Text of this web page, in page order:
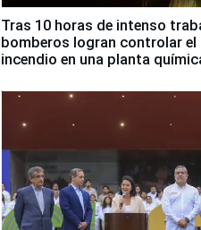
Tras 10 horas de intenso
bomberos logran controlar el
incendio en una planta